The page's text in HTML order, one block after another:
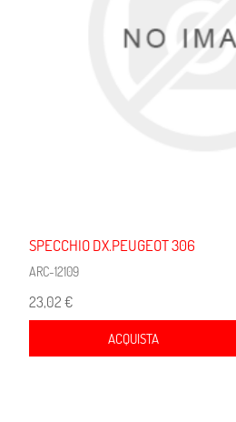
SPECCHIO DX.PEUGEOT 306
ARC-12109
23,02 €
ACQUISTA